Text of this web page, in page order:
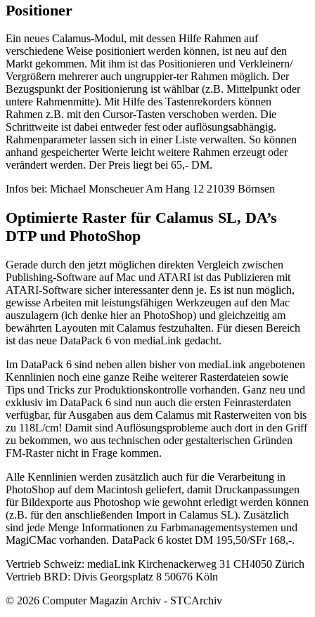
Positioner
Ein neues Calamus-Modul, mit dessen Hilfe Rahmen auf
verschiedene Weise positioniert werden können, ist neu auf den
Markt gekommen. Mit ihm ist das Positionieren und Verkleinern/
Vergrößern mehrerer auch ungruppier-ter Rahmen möglich. Der
Bezugspunkt der Positionierung ist wählbar (z.B. Mittelpunkt oder
untere Rahmenmitte). Mit Hilfe des Tastenrekorders können
Rahmen z.B. mit den Cursor-Tasten verschoben werden. Die
Schrittweite ist dabei entweder fest oder auflösungsabhängig.
Rahmenparameter lassen sich in einer Liste verwalten. So können
anhand gespeicherter Werte leicht weitere Rahmen erzeugt oder
verändert werden. Der Preis liegt bei 65,- DM.
Infos bei: Michael Monscheuer Am Hang 12 21039 Börnsen
Optimierte Raster für Calamus SL, DA’s
DTP und PhotoShop
Gerade durch den jetzt möglichen direkten Vergleich zwischen
Publishing-Software auf Mac und ATARI ist das Publizieren mit
ATARI-Software sicher interessanter denn je. Es ist nun möglich,
gewisse Arbeiten mit leistungsfähigen Werkzeugen auf den Mac
auszulagern (ich denke hier an PhotoShop) und gleichzeitig am
bewährten Layouten mit Calamus festzuhalten. Für diesen Bereich
ist das neue DataPack 6 von mediaLink gedacht.
Im DataPack 6 sind neben allen bisher von mediaLink angebotenen
Kennlinien noch eine ganze Reihe weiterer Rasterdateien sowie
Tips und Tricks zur Produktionskontrolle vorhanden. Ganz neu und
exklusiv im DataPack 6 sind nun auch die ersten Feinrasterdaten
verfügbar, für Ausgaben aus dem Calamus mit Rasterweiten von bis
zu 118L/cm! Damit sind Auflösungsprobleme auch dort in den Griff
zu bekommen, wo aus technischen oder gestalterischen Gründen
FM-Raster nicht in Frage kommen.
Alle Kennlinien werden zusätzlich auch für die Verarbeitung in
PhotoShop auf dem Macintosh geliefert, damit Druckanpassungen
für Bildexporte aus Photoshop wie gewohnt erledigt werden können
(z.B. für den anschließenden Import in Calamus SL). Zusätzlich
sind jede Menge Informationen zu Farbmanagementsystemen und
MagiCMac vorhanden. DataPack 6 kostet DM 195,50/SFr 168,-.
Vertrieb Schweiz: mediaLink Kirchenackerweg 31 CH4050 Zürich
Vertrieb BRD: Divis Georgsplatz 8 50676 Köln
© 2026 Computer Magazin Archiv - STCArchiv